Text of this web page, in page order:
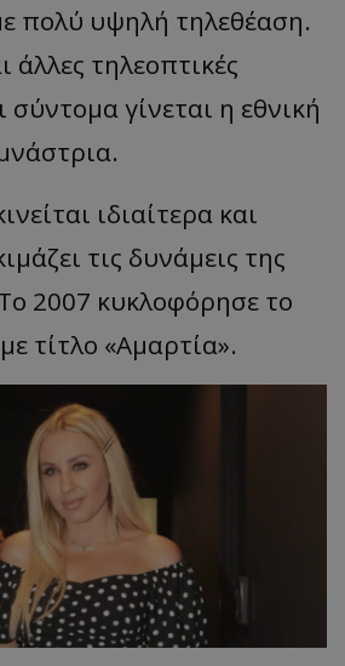
πολύ υψηλή τηλεθέαση.
άλλες τηλεοπτικές
σύντομα γίνεται η εθνική
ιδιαίτερα και
τις δυνάμεις της
2007 κυκλοφόρησε το
τίτλο «Αμαρτία».